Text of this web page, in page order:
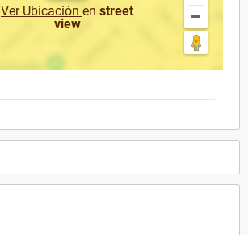
Ver Ubicación en street
view